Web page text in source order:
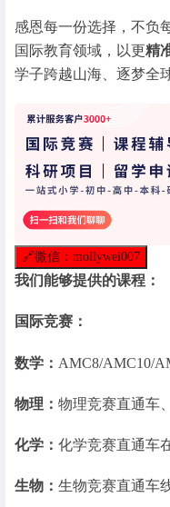
感恩每一份选择，不负
国际教育领域，以更精
学子跨越山海、逐梦全
🔗微信：mollywei007
我们能够提供的课程：
国际竞赛：
数学： AMC8/AMC10/
物理： 物理竞赛直通车、
化学： 化学竞赛直通车
生物： 生物竞赛直通车